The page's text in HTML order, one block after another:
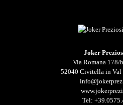
Joker
Via Romana 178/
52040 Civitella in Val
Tel: